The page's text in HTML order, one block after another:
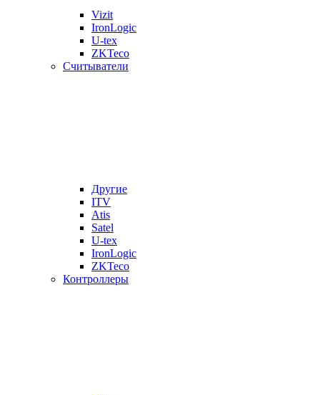
Vizit
IronLogic
U-tex
ZKTeco
Считыватели
Другие
ITV
Atis
Satel
U-tex
IronLogic
ZKTeco
Контроллеры